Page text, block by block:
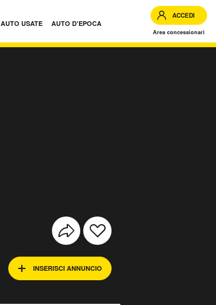
AUTO USATE AUTO D'EPOCA
ACCEDI
Area concessionari
INSERISCI ANNUNCIO